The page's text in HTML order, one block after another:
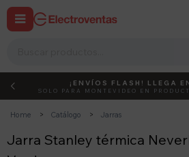

DEBUT ACTIVÁ
¡ENVÍOS FLASH! LLEGA
SOLO PARA MONTEVIDEO EN
Home Catálogo Jarras
Jarra Stanley térmica